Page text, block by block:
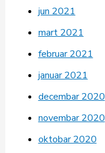
jun 2021
mart 2021
februar 2021
januar 2021
decembar 2020
novembar 2020
oktobar 2020